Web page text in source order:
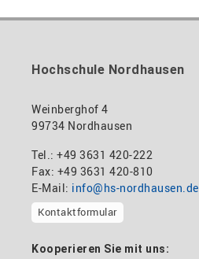
Hochschule Nordhausen
Weinberghof 4
99734 Nordhausen
Tel.: +49 3631 420-222
Fax: +49 3631 420-810
E-Mail: info@hs-nordhausen.de
Kontaktformular
Kooperieren Sie mit uns: